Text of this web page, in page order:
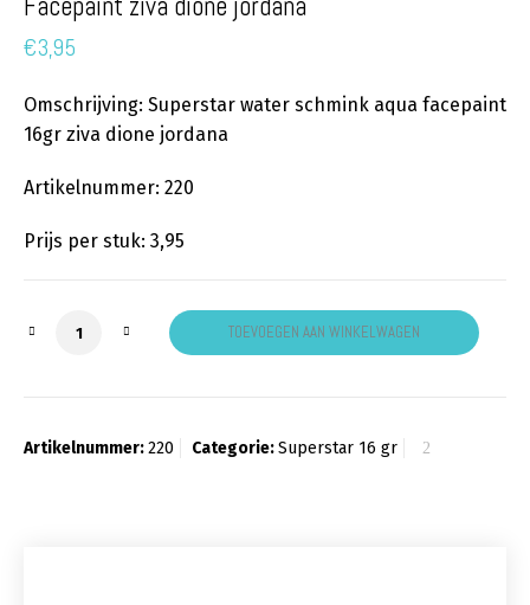
€3,95
Omschrijving: Superstar water schmink aqua facepaint
16gr ziva dione jordana
Artikelnummer: 220
Prijs per stuk: 3,95
Facepaint ziva dione jordana aantal
TOEVOEGEN AAN WINKELWAGEN
Artikelnummer:220 Categorie:Superstar 16 gr